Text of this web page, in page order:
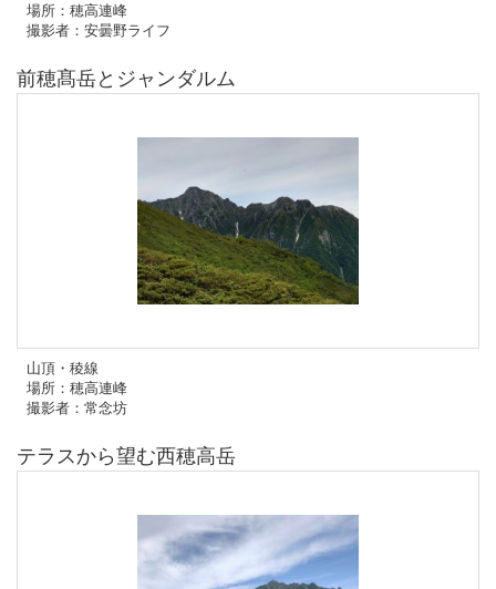
場所：穂高連峰
撮影者：安曇野ライフ
前穂髙岳とジャンダルム
山頂・稜線
場所：穂高連峰
撮影者：常念坊
テラスから望む西穂高岳